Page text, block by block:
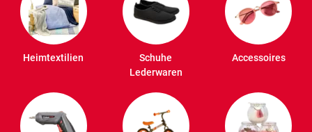
Heimtextilien
Schuhe
Lederwaren
Accessoires